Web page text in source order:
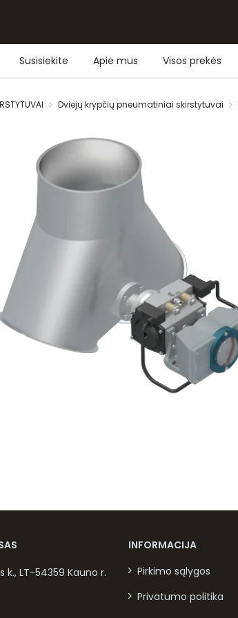
Susisiekite Apie mus Visos prekės
Dviejų krypčių pneumatiniai skirstytuvai
k., LT-54359 Kauno r.
INFORMACIJA
Pirkimo sąlygos
Privatumo politika